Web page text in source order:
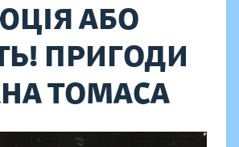
АБО
ПРИГОДИ
ТОМАСА